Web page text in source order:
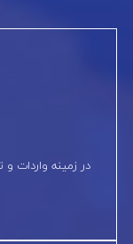
در زمینه واردات